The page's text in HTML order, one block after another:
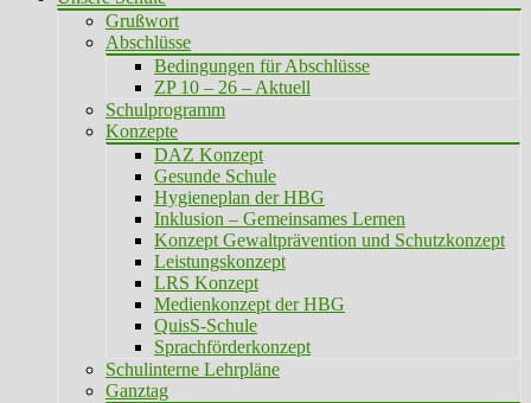
Grußwort
Abschlüsse
Bedingungen für Abschlüsse
ZP 10 – 26 – Aktuell
Schulprogramm
Konzepte
DAZ Konzept
Gesunde Schule
Hygieneplan der HBG
Inklusion – Gemeinsames Lernen
Konzept Gewaltprävention und Schutzkonzept
Leistungskonzept
LRS Konzept
Medienkonzept der HBG
QuisS-Schule
Sprachförderkonzept
Schulinterne Lehrpläne
Ganztag